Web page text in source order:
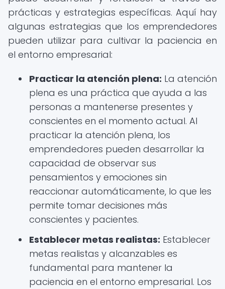
prácticas y estrategias específicas. Aquí hay
algunas estrategias que los emprendedores
pueden utilizar para cultivar la paciencia en
el entorno empresarial:
Practicar la atención plena: La atención
plena es una práctica que ayuda a las
personas a mantenerse presentes y
conscientes en el momento actual. Al
practicar la atención plena, los
emprendedores pueden desarrollar la
capacidad de observar sus
pensamientos y emociones sin
reaccionar automáticamente, lo que les
permite tomar decisiones más
conscientes y pacientes.
Establecer metas realistas: Establecer
metas realistas y alcanzables es
fundamental para mantener la
paciencia en el entorno empresarial. Los